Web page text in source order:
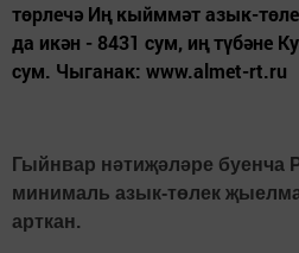
төрлечә Иң кыйммәт азык-
да икән - 8431 сум, иң түбәне
сум. Чыганак: www.almet-rt.ru
Гыйнвар нәтиҗәләре буенча
минималь азык-төлек
арткан.